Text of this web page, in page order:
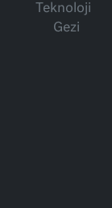
Teknoloji
Gezi